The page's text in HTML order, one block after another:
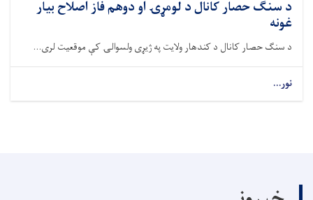
د سنګ حصار کانال د لومړۍ او دوهم فاز اصلاح بیار
غونه
د سنګ حصار کانال د کندهار ولایت په ژیړی ولسوالۍ کې موقعیت لری...
نور...